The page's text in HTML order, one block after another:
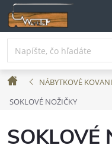
Prejsť
na
obsah
DomovNÁBYTKOVÉ
SOKLOVÉ NOŽIČKY
SOKLOVÉ